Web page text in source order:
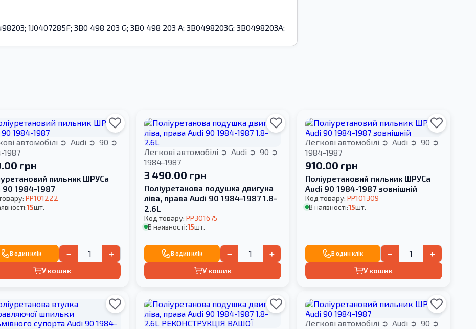
1J0407285F; 3B0 498 203 G; 3B0 498 203 A; 3B0498203G; 3B0498203A;
автомобілі Audi
90
1987
грн
пильник ШРУСа
90 1984-1987
PP101222
15шт.
В один клік − +
У кошик
Легкові автомобілі Audi
90
1984-1987
3 490.00 грн
Поліуретанова подушка двигуна
ліва, права Audi 90 1984-1987 1.8-
2.6L
Код товару:PP301675
В наявності:15шт.
В один клік − +
У кошик
Легкові автомобілі Audi
90
1984-1987
910.00 грн
Поліуретановий пильник ШРУСа
Audi 90 1984-1987 зовнішній
Код товару: PP101309
В наявності:15шт.
В один клік − +
У кошик
Легкові автомобілі Audi
90